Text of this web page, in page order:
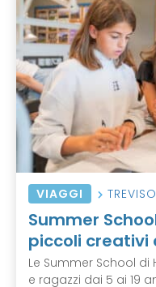
VIAGGI TREVISO
Summer
piccoli creativi
Le Summer School di
e ragazzi dai 5 ai 19